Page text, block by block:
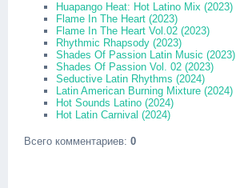
Huapango Heat: Hot Latino Mix (2023)
Flame In The Heart (2023)
Flame In The Heart Vol.02 (2023)
Rhythmic Rhapsody (2023)
Shades Of Passion Latin Music (2023)
Shades Of Passion Vol. 02 (2023)
Seductive Latin Rhythms (2024)
Latin American Burning Mixture (2024)
Hot Sounds Latino (2024)
Hot Latin Carnival (2024)
Всего комментариев: 0